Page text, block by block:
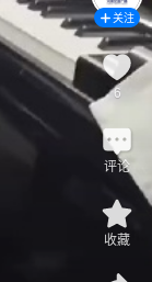
关注
6
评论
收藏